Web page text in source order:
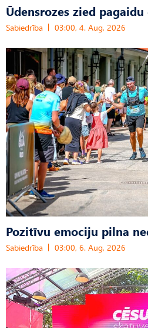
Ūdensrozes zied
Sabiedrība 03:00, 4. Aug, 2026
Pozitīvu emociju pilna
Sabiedrība 03:00, 6. Aug, 2026